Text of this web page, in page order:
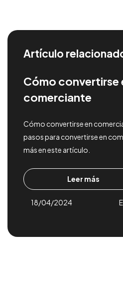
Artículo
Cómo convertirse
comerciante
Cómo convertirse en
pasos para convertirse en
más en este artículo.
Leer más
18/04/2024